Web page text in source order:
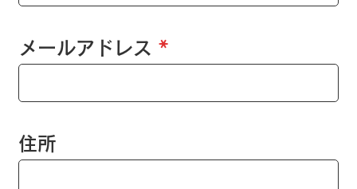
メールアドレス
住所